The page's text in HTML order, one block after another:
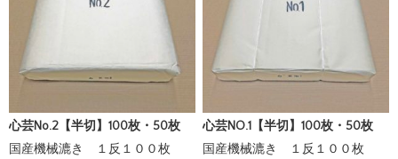
心芸No.2【半切】100枚・50枚
国産機械漉き １反１００枚
心芸NO.1【半切】100枚・50枚
国産機械漉き １反１００枚